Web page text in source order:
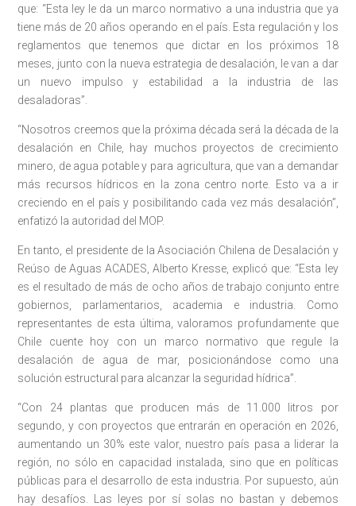
que: “Esta ley le da un marco normativo a una industria que ya
tiene más de 20 años operando en el país. Esta regulación y los
reglamentos que tenemos que dictar en los próximos 18
meses, junto con la nueva estrategia de desalación, le van a dar
un nuevo impulso y estabilidad a la industria de las
desaladoras”.
“Nosotros creemos que la próxima década será la década de la
desalación en Chile, hay muchos proyectos de crecimiento
minero, de agua potable y para agricultura, que van a demandar
más recursos hídricos en la zona centro norte. Esto va a ir
creciendo en el país y posibilitando cada vez más desalación”,
enfatizó la autoridad del MOP.
En tanto, el presidente de la Asociación Chilena de Desalación y
Reúso de Aguas ACADES, Alberto Kresse, explicó que: “Esta ley
es el resultado de más de ocho años de trabajo conjunto entre
gobiernos, parlamentarios, academia e industria. Como
representantes de esta última, valoramos profundamente que
Chile cuente hoy con un marco normativo que regule la
desalación de agua de mar, posicionándose como una
solución estructural para alcanzar la seguridad hídrica”.
“Con 24 plantas que producen más de 11.000 litros por
segundo, y con proyectos que entrarán en operación en 2026,
aumentando un 30% este valor, nuestro país pasa a liderar la
región, no sólo en capacidad instalada, sino que en políticas
públicas para el desarrollo de esta industria. Por supuesto, aún
hay desafíos. Las leyes por sí solas no bastan y debemos